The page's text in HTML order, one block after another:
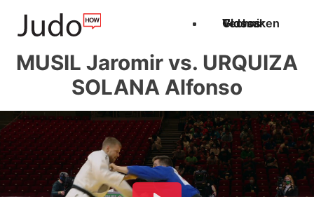
Techniken
Videos
Glossar
MUSIL Jaromir vs. URQUIZA
SOLANA Alfonso